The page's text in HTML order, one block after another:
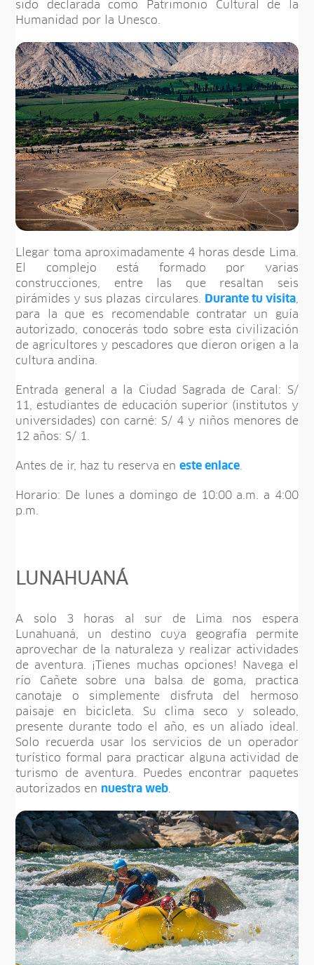
sido declarada como Patrimonio Cultural de la
Humanidad por la Unesco.
Llegar toma aproximadamente 4 horas desde Lima.
El complejo está formado por varias
construcciones, entre las que resaltan seis
pirámides y sus plazas circulares.
Durante tu visita,
para la que es recomendable contratar un guía
autorizado, conocerás todo sobre esta civilización
de agricultores y pescadores que dieron origen a la
cultura andina.
Entrada general a la Ciudad Sagrada de Caral: S/
11, estudiantes de educación superior (institutos y
universidades) con carné: S/ 4 y niños menores de
12 años: S/ 1.
Antes de ir, haz tu reserva eneste enlace
Horario: De lunes a domingo de 10:00 a.m. a 4:00
p.m.
LUNAHUANÁ
A solo 3 horas al sur de Lima nos espera
Lunahuaná, un destino cuya geografía permite
aprovechar de la naturaleza y realizar actividades
de aventura. ¡Tienes muchas opciones! Navega el
río Cañete sobre una balsa de goma, practica
canotaje o simplemente disfruta del hermoso
paisaje en bicicleta. Su clima seco y soleado,
presente durante todo el año, es un aliado ideal.
Solo recuerda usar los servicios de un operador
turístico formal para practicar alguna actividad de
turismo de aventura. Puedes encontrar paquetes
autorizados en nuestra web